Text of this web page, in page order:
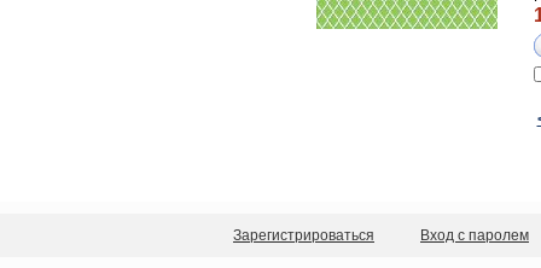
Зарегистрироваться Вход с паролем